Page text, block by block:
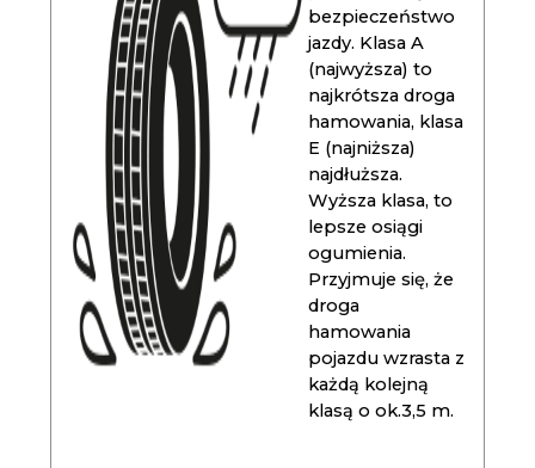
bezpieczeństwo
jazdy. Klasa A
(najwyższa) to
najkrótsza droga
hamowania, klasa
E (najniższa)
najdłuższa.
Wyższa klasa, to
lepsze osiągi
ogumienia.
Przyjmuje się, że
droga
hamowania
pojazdu wzrasta z
każdą kolejną
klasą o ok.3,5 m.